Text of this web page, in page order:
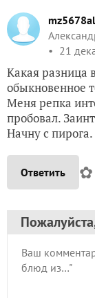
21
Какая разница
обыкновенное
Меня репка
пробовал.
Начну с пирога.
Ответить ✿